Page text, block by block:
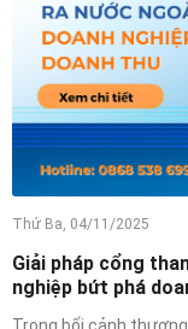
Thứ Ba, 04/11/2025
Giải pháp cổng
nghiệp bứt phá
Trong bối cảnh